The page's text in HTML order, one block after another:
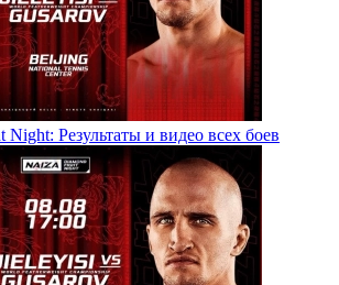
Результаты и видео всех боев